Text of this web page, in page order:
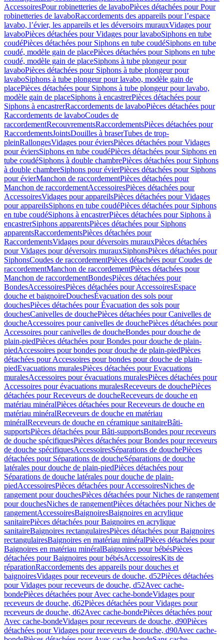
AccessoiresPour robinetteries de lavaboPièces détachées pour Pour
robinetteries de lavaboRaccordements des appareils pour l’espace
lavabo, l’évier, les appareils et les déversoirs murauxVidages pour
lavaboPièces détachées pour Vidages pour lavaboSiphons en tube
coudéPièces détachées pour Siphons en tube coudéSiphons en tube
coudé, modèle gain de placePièces détachées pour Siphons en tube
coudé, modèle gain de placeSiphons à tube plongeur pour
lavaboPièces détachées pour Siphons à tube plongeur pour
lavaboSiphons à tube plongeur pour lavabo, modèle gain de
placePièces détachées pour Siphons à tube plongeur pour lavabo,
modèle gain de placeSiphons à encastrerPièces détachées pour
Siphons à encastrerRaccordements de lavaboPièces détachées pour
Raccordements de lavaboCoudes de
raccordementRecouvrementsRaccordementsPièces détachées pour
RaccordementsJointsDouilles à braserTubes de trop-
pleinRallongesVidages pour éviersPièces détachées pour Vidages
pour éviersSiphons en tube coudéPièces détachées pour Siphons en
tube coudéSiphons à double chambrePièces détachées pour Siphons
à double chambreSiphons pour évierPièces détachées pour Siphons
pour évierManchon de raccordementPièces détachées pour
Manchon de raccordementAccessoiresPièces détachées pour
AccessoiresVidages pour appareilsPièces détachées pour Vidages
pour appareilsSiphons en tube coudéPièces détachées pour Siphons
en tube coudéSiphons à encastrerPièces détachées pour Siphons à
encastrerSiphons apparentsPièces détachées pour Siphons
apparentsRaccordementsPièces détachées pour
RaccordementsVidages pour déversoirs murauxPièces détachées
pour Vidages pour déversoirs murauxSiphonsPièces détachées pour
SiphonsCoudes de raccordementPièces détachées pour Coudes de
raccordementManchon de raccordementPièces détachées pour
Manchon de raccordementBondesPièces détachées pour
BondesAccessoiresPièces détachées pour AccessoiresEspace
douche et baignoireDouchesÉvacuation des sols pour
douchesPièces détachées pour Évacuation des sols pour
douchesCanivelles de douchePièces détachées pour Canivelles de
doucheAccessoires pour canivelles de douchePièces détachées pour
Accessoires pour canivelles de doucheBondes pour douche de
plain-piedPièces détachées pour Bondes pour douche de plain-
piedAccessoires pour bondes pour douche de plain-piedPièces
détachées pour Accessoires pour bondes pour douche de plain-
piedEvacuations muralesPièces détachées pour Evacuations
muralesAccessoires pour évacuations muralesPièces détachées pour
Accessoires pour évacuations muralesReceveurs de douchePièces
détachées pour Receveurs de doucheReceveurs de douche en
matériau minéralPièces détachées pour Receveurs de douche en
matériau minéralReceveurs de douche en matériau
minéralReceveurs de douche en céramique sanitaireBâti-
supportsPièces détachées pour Bâti-supportsBondes pour receveurs
de douche spécifiquesPièces détachées pour Bondes pour receveurs
de douche spécifiquesAccessoiresSéparations de douchePièces
détachées pour Séparations de doucheSéparations de douche
latérales pour douche de plain-piedPièces détachées pour
Séparations de douche latérales pour douche de plain-
piedAccessoiresPièces détachées pour AccessoiresNiches de
rangement pour douchesPièces détachées pour Niches de rangement
pour douchesNiches de rangementPièces détachées pour Niches de
rangementAccessoiresBaignoiresBaignoires en acrylique
sanitairePièces détachées pour Baignoires en acrylique
sanitaireBaignoires rectangulairesPièces détachées pour Baignoires
rectangulairesBaignoires en matériau minéralPièces détachées pour
Baignoires en matériau minéralBaignoires pour bébésPièces
détachées pour Baignoires pour bébésAccessoiresKits de
réparationRaccordements des appareils pour douches et
baignoiresVidages pour receveurs de douche, d52Pièces détachées
pour Vidages pour receveurs de douche, d52Avec cache-
bondePièces détachées pour Avec cache-bondeVidages pour
receveurs de douche, d62Pièces détachées pour Vidages pour
receveurs de douche, d62Avec cache-bondePièces détachées pour
Avec cache-bondeVidages pour receveurs de douche, d90Pièces
détachées pour Vidages pour receveurs de douche, d90Avec cache-